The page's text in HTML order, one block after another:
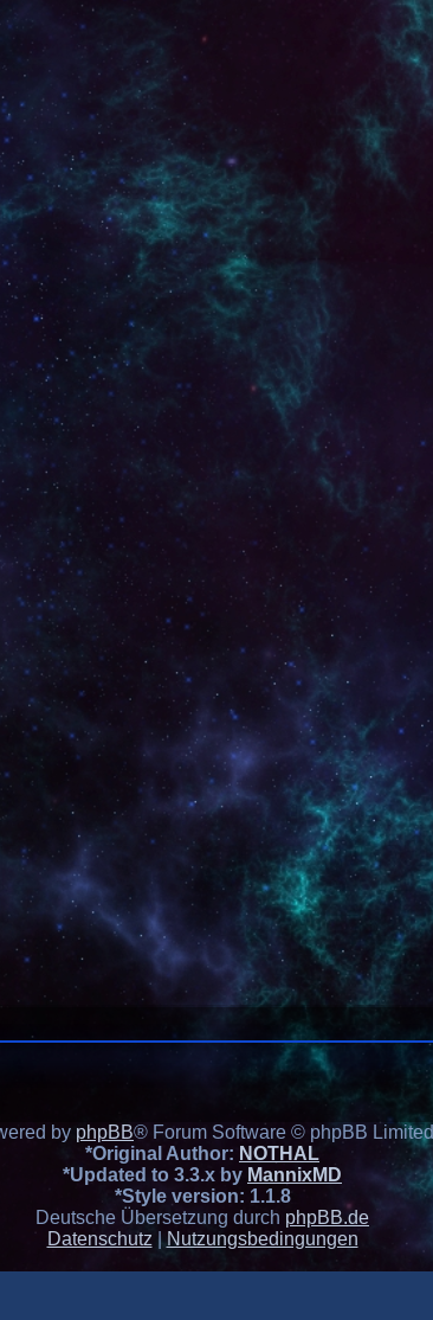
by phpBB® Forum Software © phpBB Limited
*Original Author: NOTHAL
*Updated to 3.3.x by MannixMD
*Style version: 1.1.8
Deutsche Übersetzung durch phpBB.de
Datenschutz |Nutzungsbedingungen